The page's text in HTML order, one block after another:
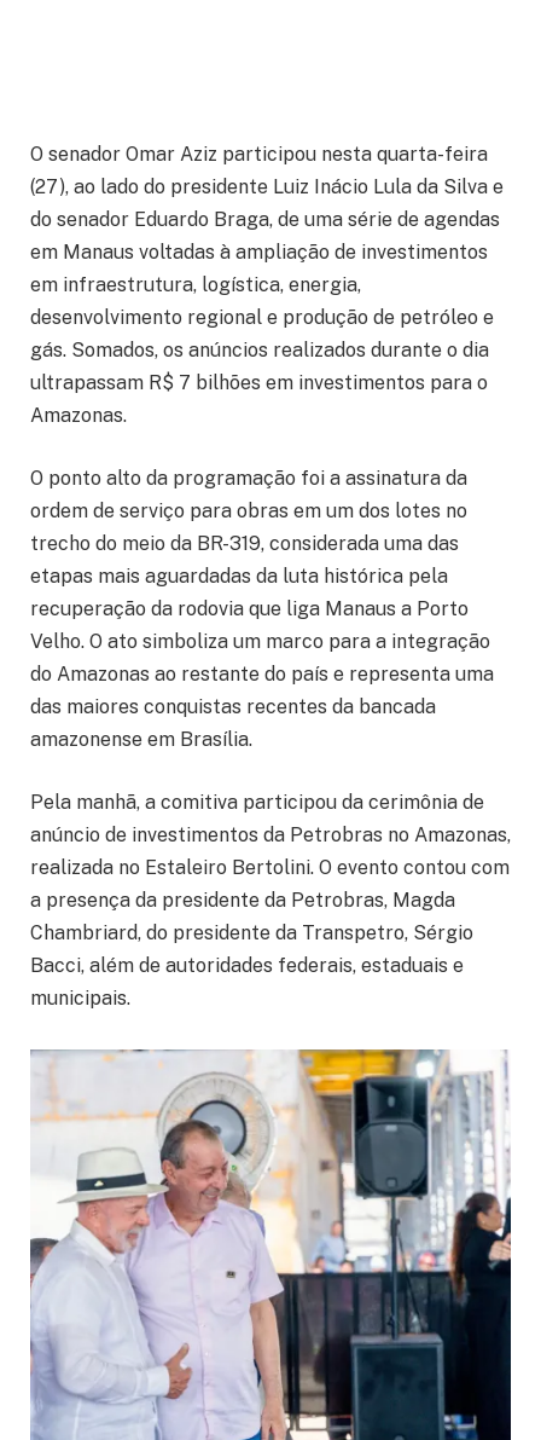
O senador Omar Aziz participou nesta quarta-feira
(27), ao lado do presidente Luiz Inácio Lula da Silva e
do senador Eduardo Braga, de uma série de agendas
em Manaus voltadas à ampliação de investimentos
em infraestrutura, logística, energia,
desenvolvimento regional e produção de petróleo e
gás. Somados, os anúncios realizados durante o dia
ultrapassam R$ 7 bilhões em investimentos para o
Amazonas.
O ponto alto da programação foi a assinatura da
ordem de serviço para obras em um dos lotes no
trecho do meio da BR-319, considerada uma das
etapas mais aguardadas da luta histórica pela
recuperação da rodovia que liga Manaus a Porto
Velho. O ato simboliza um marco para a integração
do Amazonas ao restante do país e representa uma
das maiores conquistas recentes da bancada
amazonense em Brasília.
Pela manhã, a comitiva participou da cerimônia de
anúncio de investimentos da Petrobras no Amazonas,
realizada no Estaleiro Bertolini. O evento contou com
a presença da presidente da Petrobras, Magda
Chambriard, do presidente da Transpetro, Sérgio
Bacci, além de autoridades federais, estaduais e
municipais.